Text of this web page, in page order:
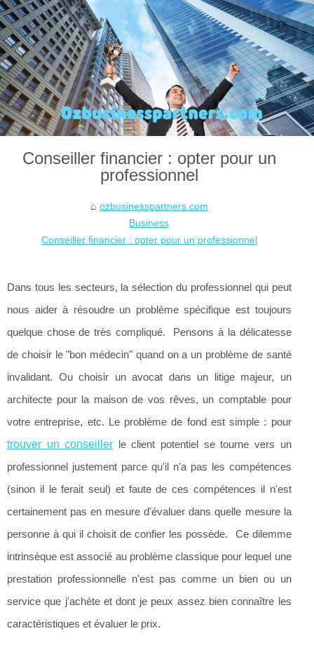
Conseiller financier : opter pour un
professionnel
ozbusinesspartners.com
Business
Conseiller financier : opter pour un professionnel
Dans tous les secteurs, la sélection du professionnel qui peut
nous aider à résoudre un problème spécifique est toujours
quelque chose de très compliqué. Pensons à la délicatesse
de choisir le "bon médecin" quand on a un problème de santé
invalidant. Ou choisir un avocat dans un litige majeur, un
architecte pour la maison de vos rêves, un comptable pour
votre entreprise, etc. Le problème de fond est simple : pour
trouver un conseiller le client potentiel se tourne vers un
professionnel justement parce qu'il n'a pas les compétences
(sinon il le ferait seul) et faute de ces compétences il n'est
certainement pas en mesure d'évaluer dans quelle mesure la
personne à qui il choisit de confier les possède. Ce dilemme
intrinsèque est associé au problème classique pour lequel une
prestation professionnelle n'est pas comme un bien ou un
service que j'achète et dont je peux assez bien connaître les
caractéristiques et évaluer le prix.